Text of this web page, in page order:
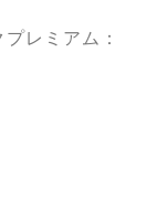
レミアム：